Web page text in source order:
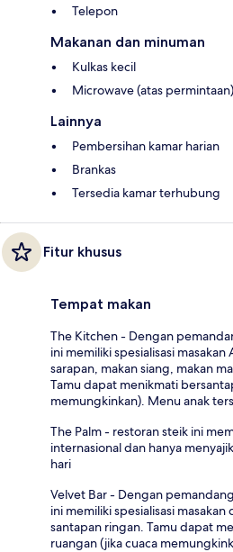
Telepon
Makanan dan minuman
Kulkas kecil
Microwave (atas permintaan)
Lainnya
Pembersihan kamar harian
Brankas
Tersedia kamar terhubung
Fitur khusus
Tempat makan
The Kitchen - Dengan
ini memiliki spesialisasi
sarapan, makan siang, makan
Tamu dapat menikmati
memungkinkan). Menu anak
The Palm - restoran steik ini
internasional dan hanya
hari
Velvet Bar - Dengan
ini memiliki spesialisasi
santapan ringan. Tamu dapat
ruangan (jika cuaca